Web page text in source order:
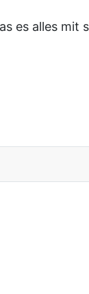
es alles mit